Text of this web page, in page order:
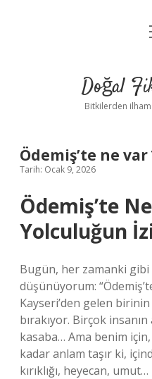
Doğal
Bitkilerden
Ödemiş’te ne var
Tarih: Ocak 9, 2026
Ödemiş’te
Yolculuğun
Bugün, her zamanki gibi
düşünüyorum:
Kayseri’den gelen
bırakıyor. Birçok
kasaba… Ama benim
kadar anlam taşır ki,
kırıklığı, heyecan,